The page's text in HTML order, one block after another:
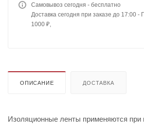
Самовывоз сегодня - бесплатно
Доставка сегодня при заказе до 17:00 -
1000 ₽,
ОПИСАНИЕ ДОСТАВКА
Изоляционные ленты применяются